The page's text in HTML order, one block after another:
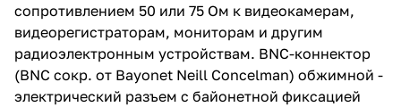
сопротивлением 50 или 75 Ом к видеокамерам,
видеорегистраторам, мониторам и другим
радиоэлектронным устройствам. BNC-коннектор
(BNC сокр. от Bayonet Neill Concelman) обжимной -
электрический разъем с байонетной фиксацией